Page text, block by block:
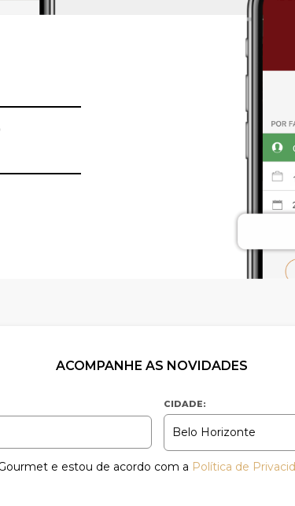
ACOMPANHE AS NOVIDADES
CIDADE:
e estou de acordo com a Política de